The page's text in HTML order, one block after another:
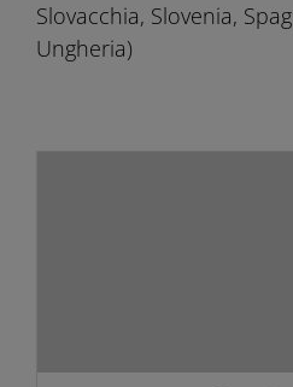
Slovacchia, Slovenia,
Ungheria)